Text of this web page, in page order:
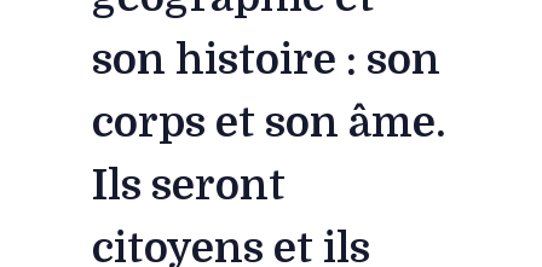
son histoire : son
corps et son âme.
Ils seront
citoyens et ils